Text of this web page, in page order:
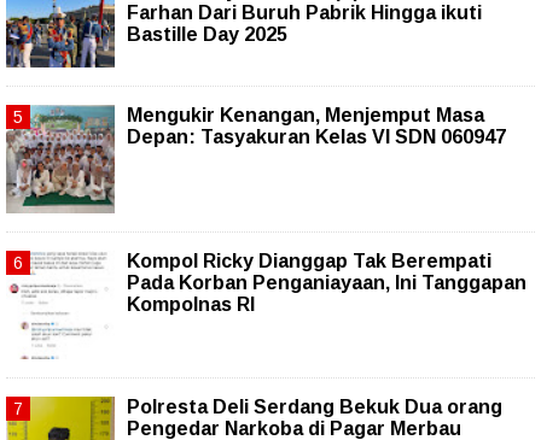
Farhan Dari Buruh Pabrik Hingga ikuti
Bastille Day 2025
Mengukir Kenangan, Menjemput Masa
Depan: Tasyakuran Kelas VI SDN 060947
Kompol Ricky Dianggap Tak Berempati
Pada Korban Penganiayaan, Ini Tanggapan
Kompolnas RI
Polresta Deli Serdang Bekuk Dua orang
Pengedar Narkoba di Pagar Merbau